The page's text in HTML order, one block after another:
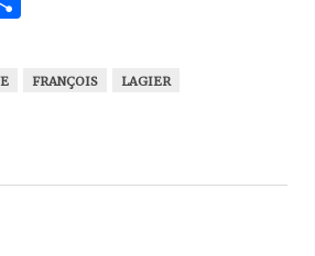
FRANÇOIS LAGIER